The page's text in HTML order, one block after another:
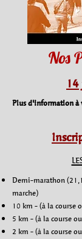
Nos
Plus d'information
Demi-marathon
marche)
10 km - (à la course
5 km - (à la course
2 km - (à la course